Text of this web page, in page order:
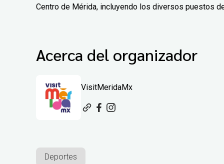
Centro de Mérida, incluyendo los diversos puestos
Acerca del organizador
VisitMeridaMx
Deportes